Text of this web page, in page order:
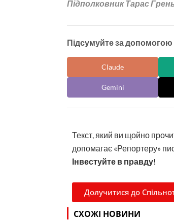
Підполковник Тарас
Підсумуйте за допомогою
Claude
Gemini
Текст, який ви щойно
допомагає «Репортеру»
Інвестуйте в правду!
Долучитися до
СХОЖІ НОВИНИ